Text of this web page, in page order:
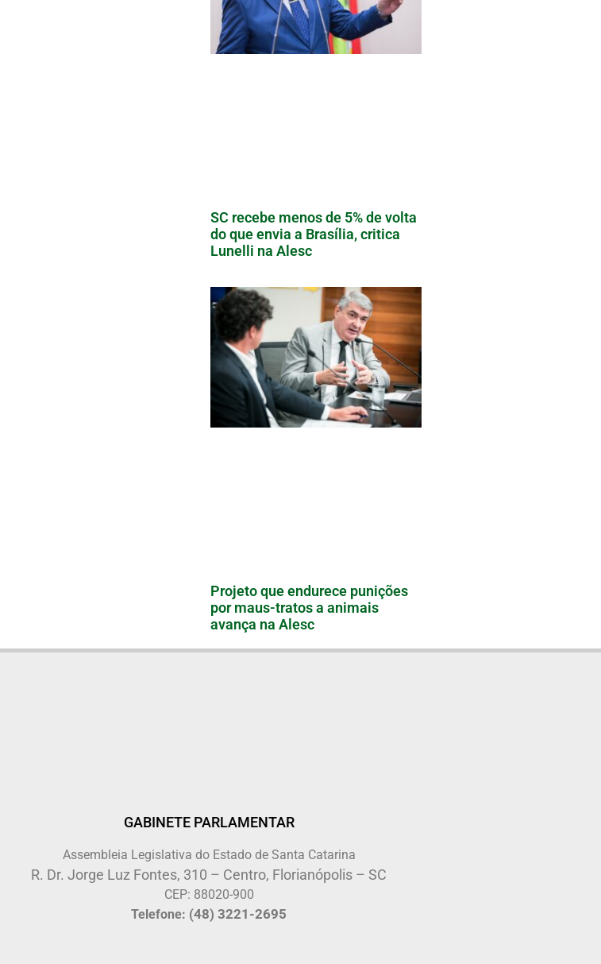
SC recebe menos de 5% de volta
do que envia a Brasília, critica
Lunelli na Alesc
Projeto que endurece punições
por maus-tratos a animais
avança na Alesc
GABINETE PARLAMENTAR
Assembleia Legislativa do Estado de Santa Catarina
R. Dr. Jorge Luz Fontes, 310 – Centro, Florianópolis – SC
CEP: 88020-900
Telefone: (48) 3221-2695